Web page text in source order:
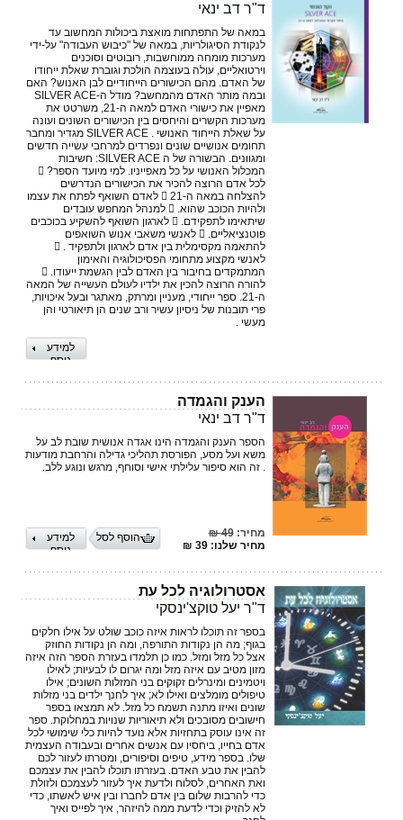
ד"ר דב ינאי
במאה של התפתחות מואצת ביכולות המחשוב עד
לנקודת הסיגולריות, במאה של "כיבוש העבודה" על-ידי
מערכות מומחה ממוחשבות, רובוטים וסוכנים
וירטואליים, עולה בעוצמה הולכת וגוברת שאלת ייחודו
של האדם. מהם הכישורים הייחודיים לבן האנוש? האם
ובמה מותר האדם מהמחשב? מודל ה-SILVER ACE
מאפיין את כישורי האדם למאה ה-21, משרטט את
מערכות הקשרים והיחסים בין הכישורים השונים ועונה
על שאלת הייחוד האנושי . SILVER ACE מגדיר ומחבר
תחומים אנושיים שונים ונפרדים למרחבי עשייה חדשים
ומגוונים. הבשורה של ה SILVER ACE: חשיבות
המכלול האנושי על כל מאפייניו. למי מיועד הספר? 
לכל אדם הרוצה להכיר את הכישורים הנדרשים
להצלחה במאה ה-21  לאדם השואף לפתח את עצמו
ולהיות הכוכב שהוא.  למנהל המחפש עובדים
שיתאימו לתפקידם.  לארגון השואף להשקיע בכוכבים
פוטנציאליים.  לאנשי משאבי אנוש השואפים
להתאמה מקסימלית בין אדם לארגון ולתפקיד . 
לאנשי מקצוע מתחומי הפסיכולוגיה והאימון
המתמקדים בחיבור בין האדם לבין הגשמת ייעודו. 
להורה הרוצה להכין את ילדיו לעולם העשייה של המאה
ה-21. ספר ייחודי, מעניין ומרתק, מאתגר ובעל איכויות,
פרי תובנות של ניסיון עשיר ורב שנים הן תיאורטי והן
מעשי .
למידע
נוסף
הענק והגמדה
ד"ר דב ינאי
הספר הענק והגמדה הינו אגדה אנושית שובת לב על
משא ועל מסע, הפורסת תהליכי גדילה והרחבת מודעות
. זה הוא סיפור עלילתי אישי וסוחף, מרגש ונוגע ללב.
מחיר:49 ₪
מחיר שלנו: 39 ₪
למידע
נוסף
הוסף לסל
אסטרולוגיה לכל עת
ד"ר יעל טוקצ'ינסקי
בספר זה תוכלו לראות איזה כוכב שולט על אילו חלקים
בגוף; מה הן נקודות התורפה, ומה הן נקודות החוזק
אצל כל מזל ומזל. כמו כן תלמדו בעזרת הספר הזה איזה
מזון מטיב עם איזה מזל ומה יגרום לו לבעיות; לאילו
ויטמינים ומינרלים זקוקים בני המזלות השונים; אילו
טיפולים מומלצים ואילו לא; איך לחנך ילדים בני מזלות
שונים ואיזו מתנה תשמח כל מזל. לא תמצאו בספר
חישובים מסובכים ולא תיאוריות שנויות במחלוקת. ספר
זה אינו עוסק בתחזיות אלא נועד להיות כלי שימושי לכל
אדם בחייו, ביחסיו עם אנשים אחרים ובעבודה העצמית
שלו. בספר מידע, טיפים וסיפורים, ומטרתו לעזור לכם
להבין את טבע האדם. בעזרתו תוכלו להבין את עצמכם
ואת האחרים, לסלוח ולדעת איך לעזור לעצמכם ולזולת
כדי להרבות שלום בין אדם לחברו ובין איש לאשתו, כדי
לא להזיק וכדי לדעת ממה להיזהר, איך לפייס ואיך